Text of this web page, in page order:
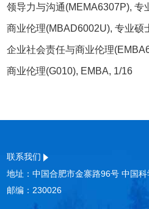
领导力与沟通(MEMA6307P), 专
商业伦理(MBAD6002U), 专业硕
企业社会责任与商业伦理
商业伦理(G010), EMBA, 1/16
联系我们
地址：中国合肥市金寨路96号 中国
邮编：230026